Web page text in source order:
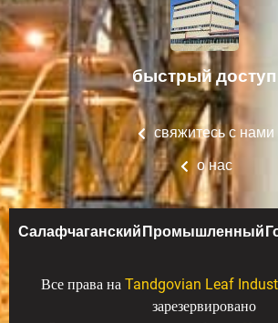
быстрый доступ
свяжитесь с нами
о нас
Салафчаганский Промышленный
Все права на Tandgovian Leaf
зарезервировано